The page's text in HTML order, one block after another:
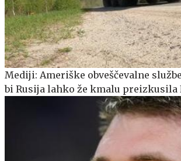
Mediji: Ameriške obveščevalne
bi Rusija lahko že kmalu preizkusila